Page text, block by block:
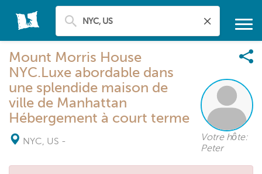
Mount Morris House
NYC.Luxe abordable dans
une splendide maison de
ville de Manhattan
Hébergement à court terme
NYC, US -
Votre hôte:
Peter